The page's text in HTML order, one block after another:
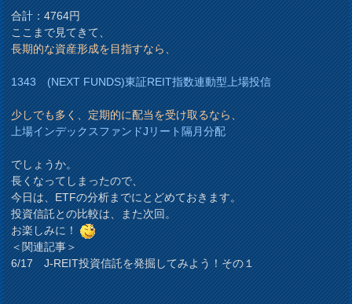
合計：4764円
ここまで見てきて、
長期的な資産形成を目指すなら、
1343 (NEXT FUNDS)東証REIT指数連動型上場投信
少しでも多く、定期的に配当を受け取るなら、
上場インデックスファンドJリート隔月分配
でしょうか。
長くなってしまったので、
今日は、ETFの分析までにとどめておきます。
投資信託との比較は、また次回。
お楽しみに！
＜関連記事＞
6/17 J-REIT投資信託を発掘してみよう！その１